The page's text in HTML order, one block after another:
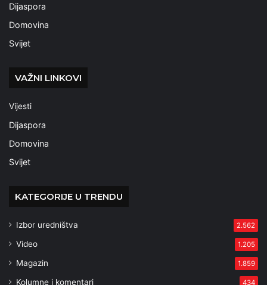
Dijaspora
Domovina
Svijet
VAŽNI LINKOVI
Vijesti
Dijaspora
Domovina
Svijet
KATEGORIJE U TRENDU
Izbor uredništva 2.562
Video 1.205
Magazin 1.859
Kolumne i komentari 434